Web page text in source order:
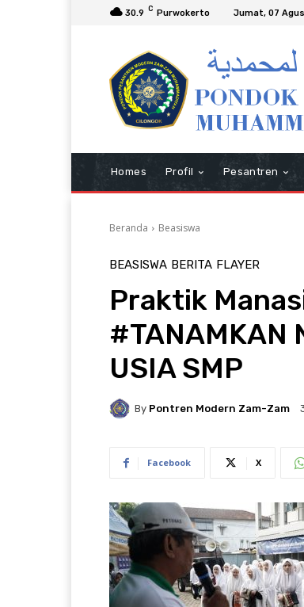
30.9 C Purwokerto Jumat, 07
Homes Profil Pesantren
Beranda Beasiswa
BEASISWA BERITA FLAYER
Praktik
#TANAMKAN
USIA SMP
By Pontren Modern Zam-Zam
Facebook X